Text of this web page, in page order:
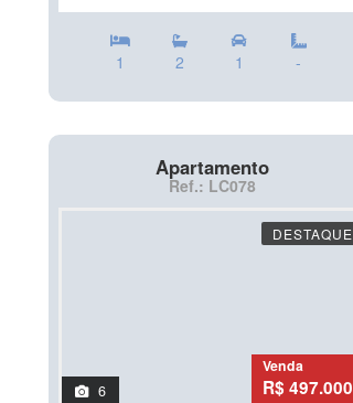
1 2 1 -
Apartamento
Ref.: LC078
DESTAQUE
6
Venda
R$ 497.000